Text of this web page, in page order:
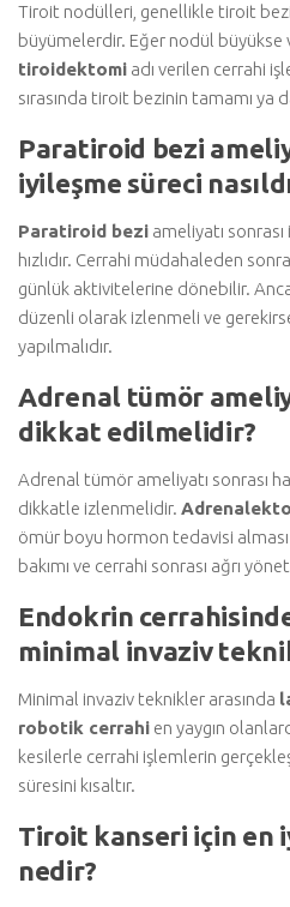
Tiroit nodülleri, genellikle tiroit
büyümelerdir. Eğer nodül büyükse
tiroidektomi adı verilen cerrahi
sırasında tiroit bezinin tamamı ya da
Paratiroid bezi
iyileşme süreci
Paratiroid bezi ameliyatı
hızlıdır. Cerrahi müdahaleden
günlük aktivitelerine dönebilir.
düzenli olarak izlenmeli ve
yapılmalıdır.
Adrenal tümör
dikkat edilmelidir?
Adrenal tümör ameliyatı sonrası
dikkatle izlenmelidir.
ömür boyu hormon tedavisi alması
bakımı ve cerrahi sonrası ağrı
Endokrin
minimal invaziv
Minimal invaziv teknikler arasında
robotik cerrahi en yaygın
kesilerle cerrahi işlemlerin
süresini kısaltır.
Tiroit kanseri için en
nedir?